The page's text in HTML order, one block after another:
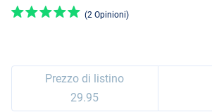
(2 Opinioni)
Prezzo di listino
29.95